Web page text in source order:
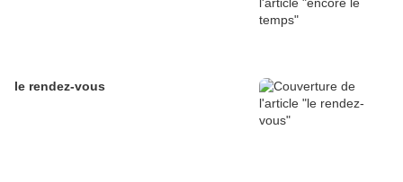
le rendez-vous